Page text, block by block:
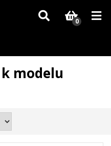
dílů, které nejsou skladem,
za pochopení.
0
modelu